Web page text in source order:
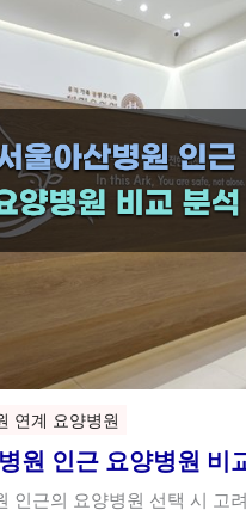
연계 요양병원
원 인근 요양병원 비
인근의 요양병원 선택 시 고